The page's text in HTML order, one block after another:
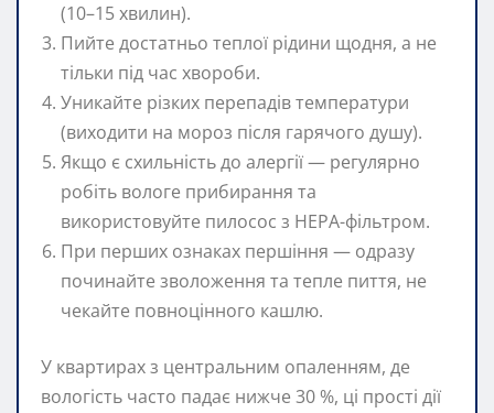
(10–15 хвилин).
Пийте достатньо теплої рідини щодня, а не
тільки під час хвороби.
Уникайте різких перепадів температури
(виходити на мороз після гарячого душу).
Якщо є схильність до алергії — регулярно
робіть вологе прибирання та
використовуйте пилосос з HEPA-фільтром.
При перших ознаках першіння — одразу
починайте зволоження та тепле пиття, не
чекайте повноцінного кашлю.
У квартирах з центральним опаленням, де
вологість часто падає нижче 30 %, ці прості дії